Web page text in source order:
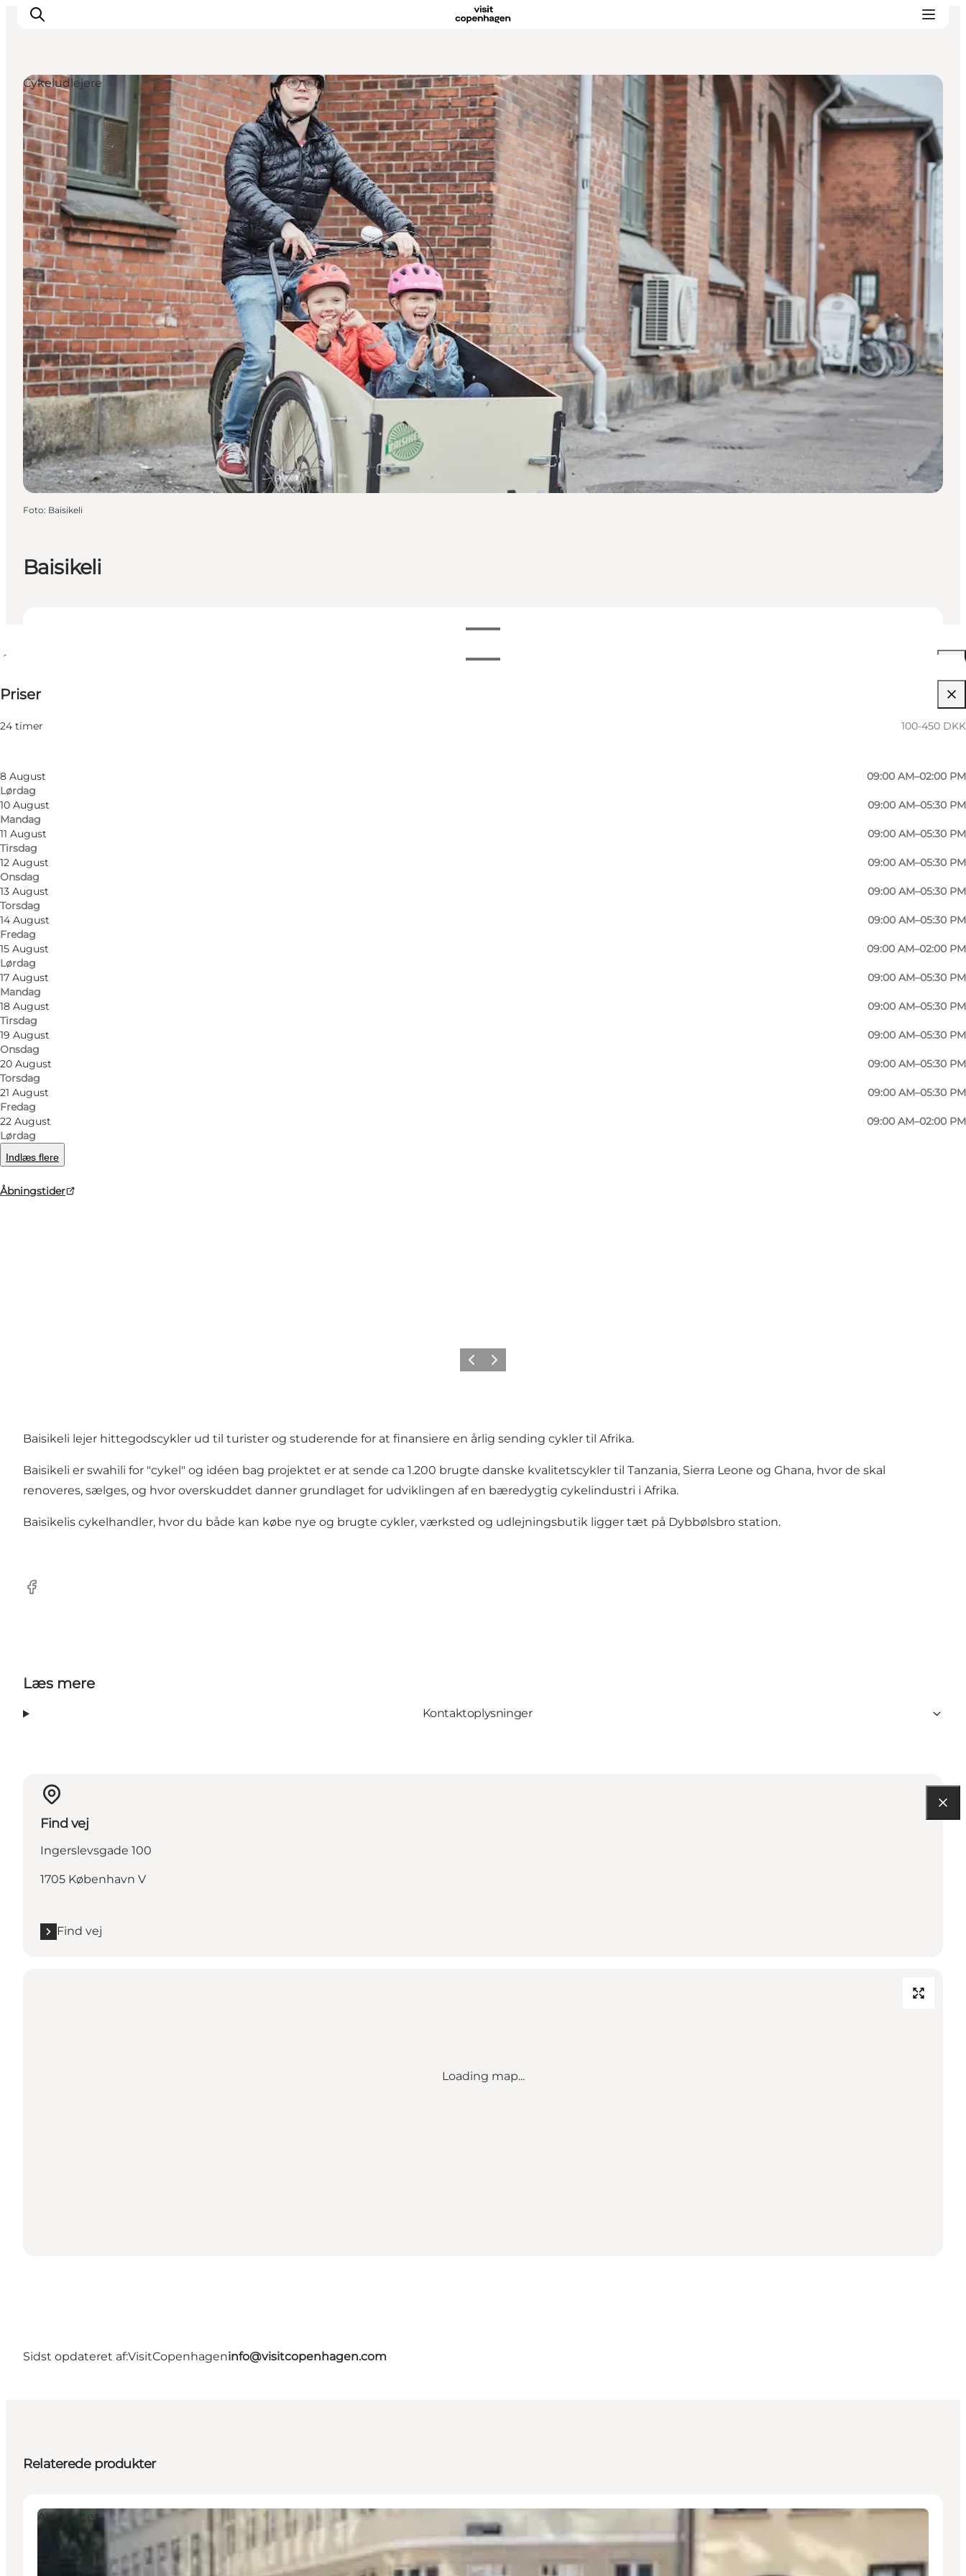
This is Copenhagen
Aktiviteter
Spis & drik
Områder
Planlæg din tur
CopenPay
Copenhagen Card
Baisikeli
Filtrér efter måned
6 August
Torsdag
8 August
Lørdag
09:00 AM–02:00 PM
10 August
Mandag
09:00 AM–05:30 PM
11 August
Tirsdag
09:00 AM–05:30 PM
12 August
Onsdag
09:00 AM–05:30 PM
13 August
Torsdag
09:00 AM–05:30 PM
14 August
Fredag
09:00 AM–05:30 PM
15 August
Lørdag
09:00 AM–02:00 PM
17 August
Mandag
09:00 AM–05:30 PM
18 August
Tirsdag
09:00 AM–05:30 PM
19 August
Onsdag
09:00 AM–05:30 PM
20 August
Torsdag
09:00 AM–05:30 PM
21 August
Fredag
09:00 AM–05:30 PM
22 August
Lørdag
09:00 AM–02:00 PM
Indlæs flere
Åbningstider
Priser
24 timer 100-450 DKK
Cykeludlejere
Foto: Baisikeli
Foto:
ForrigeNæste
Baisikeli lejer hittegodscykler ud til turister og studerende for at finansiere en årlig sending cykler til Afrika.
Baisikeli er swahili for "cykel" og idéen bag projektet er at sende ca 1.200 brugte danske kvalitetscykler til Tanzania, Sierra Leone og Ghana, hvor de skal
renoveres, sælges, og hvor overskuddet danner grundlaget for udviklingen af en bæredygtig cykelindustri i Afrika.
Baisikelis cykelhandler, hvor du både kan købe nye og brugte cykler, værksted og udlejningsbutik ligger tæt på Dybbølsbro station.
Facebook
Læs mere
Kontaktoplysninger
Find vej
Ingerslevsgade 100
1705 København V
Find vej
Loading map...
Sidst opdateret af:VisitCopenhageninfo@visitcopenhagen.com
Relaterede produkter
Aktiviteter